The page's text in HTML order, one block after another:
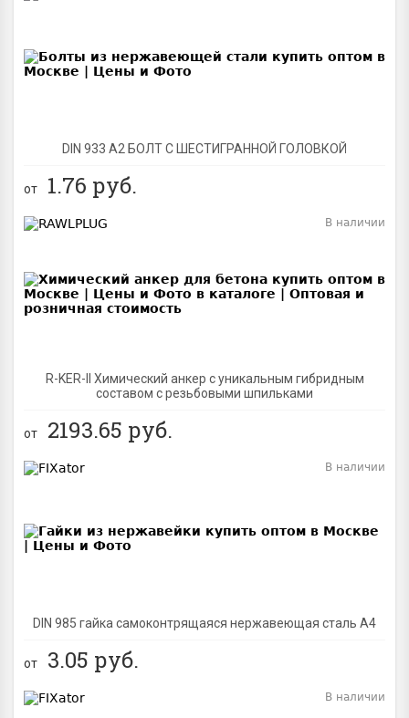
DIN 933 А2 БОЛТ С ШЕСТИГРАННОЙ ГОЛОВКОЙ
от 1.76 руб.
R-KER-II Химический анкер с уникальным гибридным
составом с резьбовыми шпильками
В наличии
от 2193.65 руб.
DIN 985 гайка самоконтрящаяся нержавеющая сталь A4
В наличии
от 3.05 руб.
В наличии